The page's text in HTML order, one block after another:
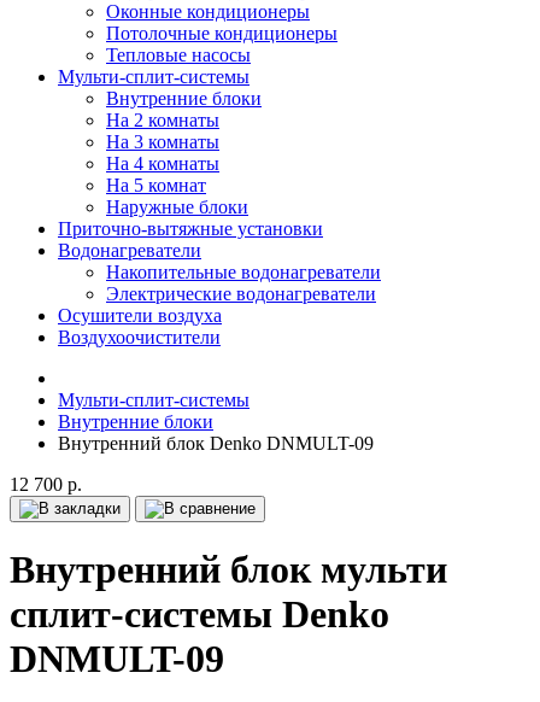
Оконные кондиционеры
Потолочные кондиционеры
Тепловые насосы
Мульти-сплит-системы
Внутренние блоки
На 2 комнаты
На 3 комнаты
На 4 комнаты
На 5 комнат
Наружные блоки
Приточно-вытяжные установки
Водонагреватели
Накопительные водонагреватели
Электрические водонагреватели
Осушители воздуха
Воздухоочистители
Мульти-сплит-системы
Внутренние блоки
Внутренний блок Denko DNMULT-09
12 700 р.
Внутренний блок мульти
сплит-системы Denko
DNMULT-09